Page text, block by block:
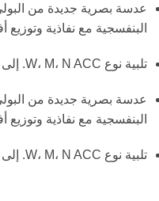
عدسة بصرية جديدة من
البنفسجية مع نفاذية
تلبية نوع W، M، N ACC. إلى EN12368.
عدسة بصرية جديدة من
البنفسجية مع نفاذية
تلبية نوع W، M، N ACC. إلى EN12368.